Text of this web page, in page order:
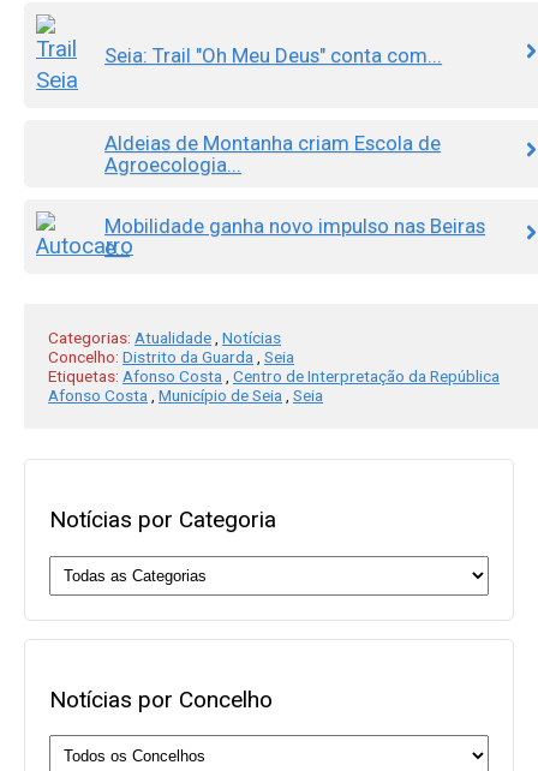
Seia: Trail "Oh Meu Deus" conta com...
Aldeias de Montanha criam Escola de
Agroecologia...
Mobilidade ganha novo impulso nas Beiras
e...
Categorias: Atualidade Notícias
Concelho: Distrito da Guarda
Seia
Etiquetas: Afonso Costa
Centro de Interpretação da República
Afonso Costa
Município de Seia Seia
Notícias por Categoria
Notícias por Concelho